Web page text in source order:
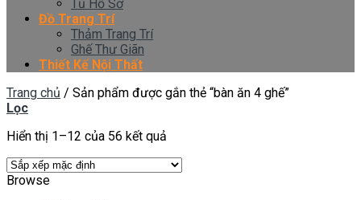
Tủ Hồ Sơ
Đồ Trang Trí
Thảm Trang Trí
Ghế Thư Giãn
Thiết Kế Nội Thất
Trang chủ / Sản phẩm được gắn thẻ “bàn ăn 4 ghế”
Lọc
Hiển thị 1–12 của 56 kết quả
Browse